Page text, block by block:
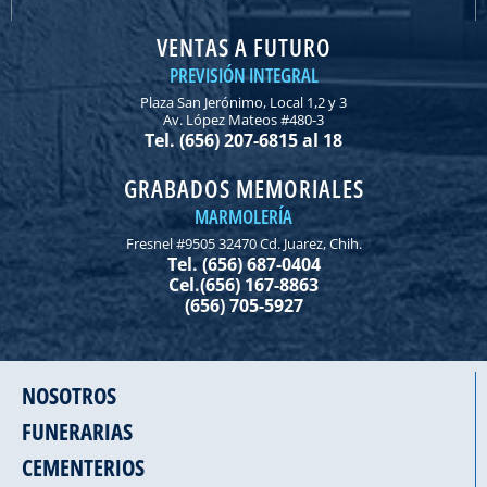
VENTAS A FUTURO
PREVISIÓN INTEGRAL
Plaza San Jerónimo, Local 1,2 y 3
Av. López Mateos #480-3
Tel. (656) 207-6815 al 18
GRABADOS MEMORIALES
MARMOLERÍA
Fresnel #9505 32470 Cd. Juarez, Chih.
Tel. (656) 687-0404
Cel.(656) 167-8863
(656) 705-5927
NOSOTROS
FUNERARIAS
CEMENTERIOS